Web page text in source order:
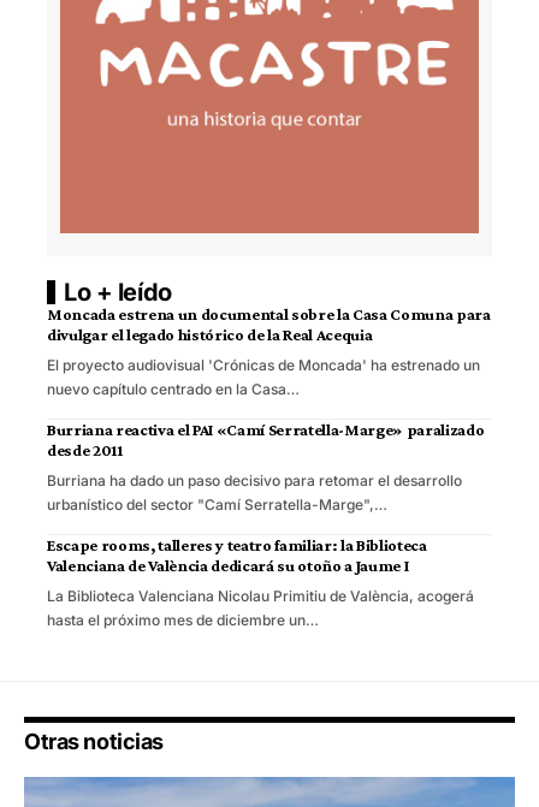
Lo + leído
Moncada estrena un documental sobre la Casa Comuna para
divulgar el legado histórico de la Real Acequia
El proyecto audiovisual 'Crónicas de Moncada' ha estrenado un
nuevo capítulo centrado en la Casa…
Burriana reactiva el PAI «Camí Serratella-Marge» paralizado
desde 2011
Burriana ha dado un paso decisivo para retomar el desarrollo
urbanístico del sector "Camí Serratella-Marge",…
Escape rooms, talleres y teatro familiar: la Biblioteca
Valenciana de València dedicará su otoño a Jaume I
La Biblioteca Valenciana Nicolau Primitiu de València, acogerá
hasta el próximo mes de diciembre un…
Otras noticias